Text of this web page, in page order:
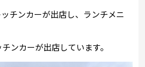
チンカーが出店し、ランチメニ
ンカーが出店しています。